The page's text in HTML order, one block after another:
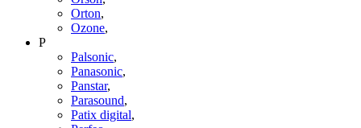
Orton,
Ozone,
P
Palsonic,
Panasonic,
Panstar,
Parasound,
Patix digital,